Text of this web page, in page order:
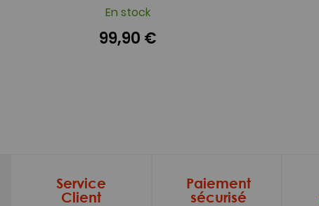
En stock
99,90 €
Service
Client
Paiement
sécurisé